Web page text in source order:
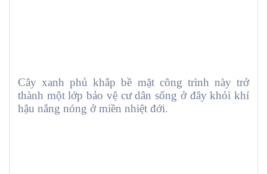
Cây xanh phủ khắp bề mặt công trình này trở
thành một lớp bảo vệ cư dân sống ở đây khỏi khí
hậu nắng nóng ở miền nhiệt đới.